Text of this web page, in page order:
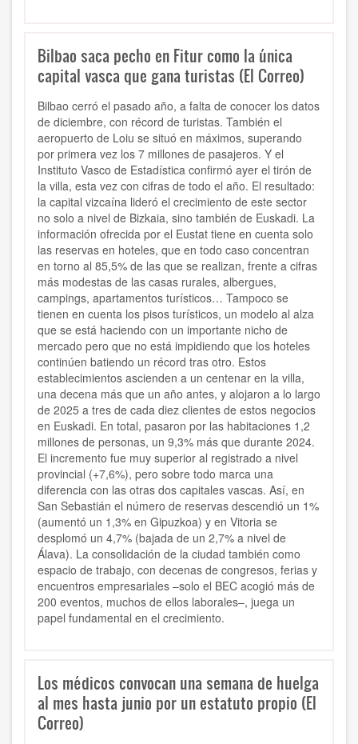
Bilbao saca pecho en Fitur como la única
capital vasca que gana turistas (El Correo)
Bilbao cerró el pasado año, a falta de conocer los datos
de diciembre, con récord de turistas. También el
aeropuerto de Loiu se situó en máximos, superando
por primera vez los 7 millones de pasajeros. Y el
Instituto Vasco de Estadística confirmó ayer el tirón de
la villa, esta vez con cifras de todo el año. El resultado:
la capital vizcaína lideró el crecimiento de este sector
no solo a nivel de Bizkaia, sino también de Euskadi. La
información ofrecida por el Eustat tiene en cuenta solo
las reservas en hoteles, que en todo caso concentran
en torno al 85,5% de las que se realizan, frente a cifras
más modestas de las casas rurales, albergues,
campings, apartamentos turísticos… Tampoco se
tienen en cuenta los pisos turísticos, un modelo al alza
que se está haciendo con un importante nicho de
mercado pero que no está impidiendo que los hoteles
continúen batiendo un récord tras otro. Estos
establecimientos ascienden a un centenar en la villa,
una decena más que un año antes, y alojaron a lo largo
de 2025 a tres de cada diez clientes de estos negocios
en Euskadi. En total, pasaron por las habitaciones 1,2
millones de personas, un 9,3% más que durante 2024.
El incremento fue muy superior al registrado a nivel
provincial (+7,6%), pero sobre todo marca una
diferencia con las otras dos capitales vascas. Así, en
San Sebastián el número de reservas descendió un 1%
(aumentó un 1,3% en Gipuzkoa) y en Vitoria se
desplomó un 4,7% (bajada de un 2,7% a nivel de
Álava). La consolidación de la ciudad también como
espacio de trabajo, con decenas de congresos, ferias y
encuentros empresariales –solo el BEC acogió más de
200 eventos, muchos de ellos laborales–, juega un
papel fundamental en el crecimiento.
Los médicos convocan una semana de huelga
al mes hasta junio por un estatuto propio (El
Correo)